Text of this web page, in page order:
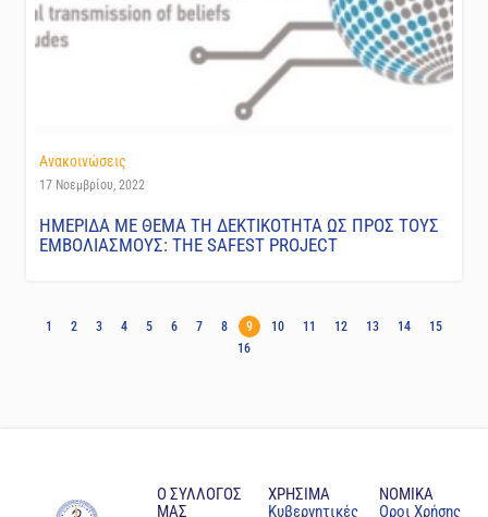
Ανακοινώσεις
17 Νοεμβρίου, 2022
ΗΜΕΡΙΔΑ ΜΕ ΘΕΜΑ ΤΗ ΔΕΚΤΙΚΟΤΗΤΑ ΩΣ ΠΡΟΣ ΤΟΥΣ
ΕΜΒΟΛΙΑΣΜΟΥΣ: THE SAFEST PROJECT
1 2 3 4 5 6 7 8 9 10 11 12 13 14
15
16
Ο ΣΥΛΛΟΓΟΣ
ΜΑΣ
ΧΡΗΣΙΜΑ
Κυβερνητικές
NOMIKA
Oροι Χρήσης